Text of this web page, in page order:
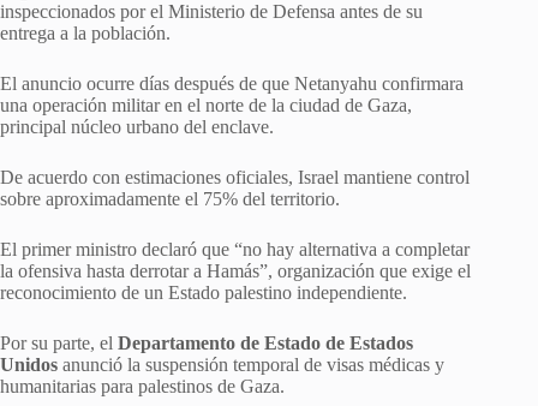
inspeccionados por el Ministerio de Defensa antes de su
entrega a la población.
El anuncio ocurre días después de que Netanyahu confirmara
una operación militar en el norte de la ciudad de Gaza,
principal núcleo urbano del enclave.
De acuerdo con estimaciones oficiales, Israel mantiene control
sobre aproximadamente el 75% del territorio.
El primer ministro declaró que “no hay alternativa a completar
la ofensiva hasta derrotar a Hamás”, organización que exige el
reconocimiento de un Estado palestino independiente.
Por su parte, el Departamento de Estado de Estados
Unidos anunció la suspensión temporal de visas médicas y
humanitarias para palestinos de Gaza.